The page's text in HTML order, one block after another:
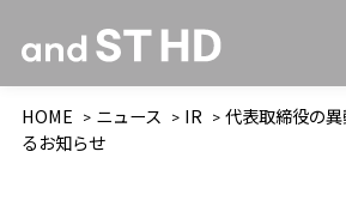
HOME ニュース IR
代表取締役の
るお知らせ